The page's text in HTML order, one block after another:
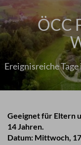
ÖCC
Ereignisreiche
Geeignet für Eltern
14 Jahren.
Datum: Mittwoch,